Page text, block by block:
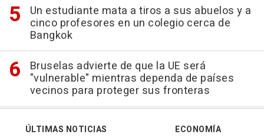
Un estudiante mata a tiros a sus abuelos y a
cinco profesores en un colegio cerca de
Bangkok
Bruselas advierte de que la UE será
"vulnerable" mientras dependa de países
vecinos para proteger sus fronteras
ÚLTIMAS NOTICIAS
ECONOMÍA